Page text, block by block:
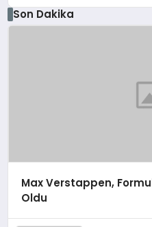
Son Dakika
Max Verstappen,
Oldu